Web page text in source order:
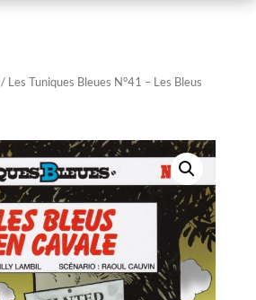
/ Les Tuniques Bleues N°41 – Les Bleus